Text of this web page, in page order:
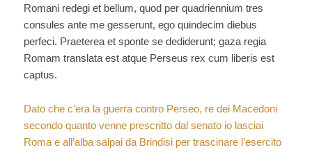
Romani redegi et bellum, quod per quadriennium tres
consules ante me gesserunt, ego quindecim diebus
perfeci. Praeterea et sponte se dediderunt; gaza regia
Romam translata est atque Perseus rex cum liberis est
captus.
Dato che c’era la guerra contro Perseo, re dei Macedoni
secondo quanto venne prescritto dal senato io lasciai
Roma e all’alba salpai da Brindisi per trascinare l’esercito